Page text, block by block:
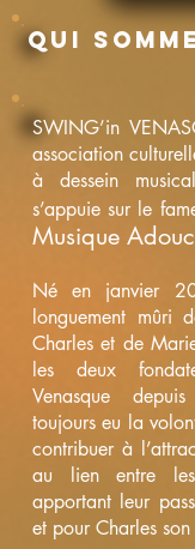
Qui
SWING’in
association
à dessein
s’appuie sur le
Musique
Né en janvier
longuement mûri
Charles et de
les deux
Venasque
toujours eu la
contribuer à
au lien entre
apportant leur
et pour Charles